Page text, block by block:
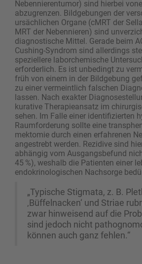
Nebennierentumor) sind hierbei
abzugrenzen. Bildgebungen der
ursächlichen Organe (cMRT der
MRT der Nebennieren) sind
diagnostische Mittel. Gerade beim
Cushing-Syndrom sind allerdings
speziellere laborchemische
erforderlich. Es ist unbedingt zu
früh von einem in der Bildgebung
zu einer vermeintlich falschen
lassen. Nach exakter
kurative Therapieansatz im
sehen. Im Falle einer identifizierten
Raumforderung sollte eine
mektomie durch einen erfahrenen
angestrebt werden. Rezidive sind
abhängig vom Ausgangsbefund
45 %), weshalb die Patienten einer
endokrinologischen Nachsorge
„Typische Stigmata, z. B.
‚Büffelnacken‘ und Striae
zwar hinweisend auf die
sind jedoch nicht
können auch ganz fehlen.“